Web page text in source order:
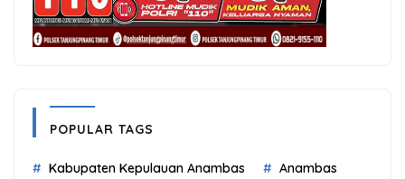
POPULAR TAGS
Kabupaten Kepulauan Anambas Anambas